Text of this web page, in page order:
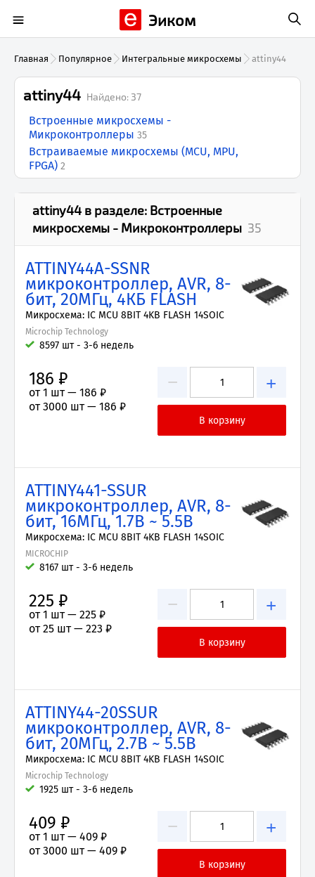
Эиком
Главная Популярное Интегральные микросхемы attiny44
attiny44 Найдено: 37
Встроенные микросхемы -
Микроконтроллеры 35
Встраиваемые микросхемы (MCU, MPU,
FPGA) 2
attiny44 в разделе: Встроенные
микросхемы - Микроконтроллеры 35
ATTINY44A-SSNR
микроконтроллер, AVR, 8-
бит, 20МГц, 4КБ FLASH
Микросхема: IC MCU 8BIT 4KB FLASH 14SOIC
Microchip Technology
8597 шт - 3-6 недель
− +
186 ₽
от 1 шт — 186 ₽
от 3000 шт — 186 ₽
ATTINY441-SSUR
микроконтроллер, AVR, 8-
бит, 16МГц, 1.7В ~ 5.5В
Микросхема: IC MCU 8BIT 4KB FLASH 14SOIC
MICROCHIP
8167 шт - 3-6 недель
− +
225 ₽
от 1 шт — 225 ₽
от 25 шт — 223 ₽
ATTINY44-20SSUR
микроконтроллер, AVR, 8-
бит, 20МГц, 2.7В ~ 5.5В
Микросхема: IC MCU 8BIT 4KB FLASH 14SOIC
Microchip Technology
1925 шт - 3-6 недель
− +
409 ₽
от 1 шт — 409 ₽
от 3000 шт — 409 ₽